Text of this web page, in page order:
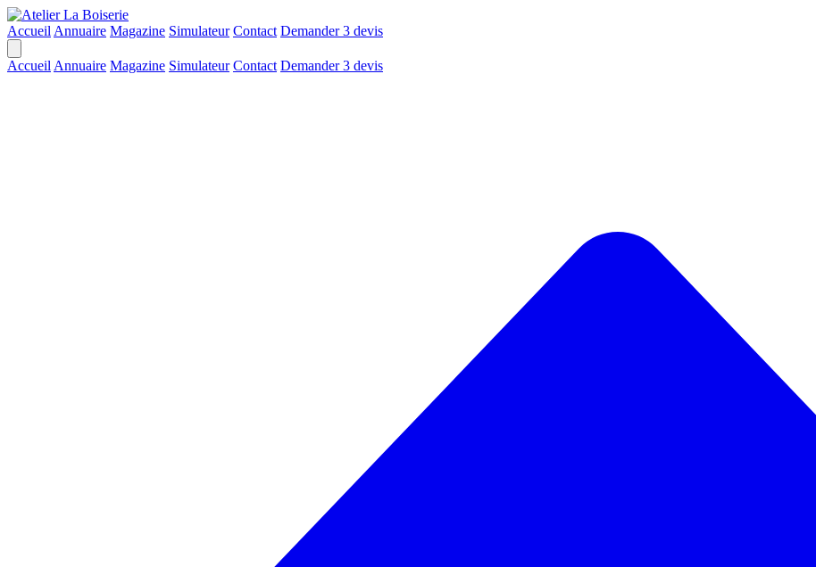
Accueil Annuaire Magazine Simulateur Contact Demander 3 devis
Accueil Annuaire Magazine Simulateur Contact Demander 3 devis